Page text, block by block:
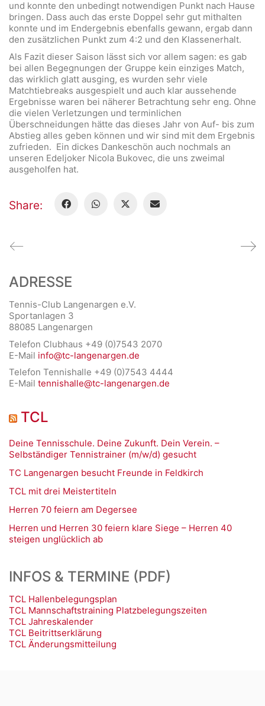
und konnte den unbedingt notwendigen Punkt nach Hause
bringen. Dass auch das erste Doppel sehr gut mithalten
konnte und im Endergebnis ebenfalls gewann, ergab dann
den zusätzlichen Punkt zum 4:2 und den Klassenerhalt.
Als Fazit dieser Saison lässt sich vor allem sagen: es gab
bei allen Begegnungen der Gruppe kein einziges Match,
das wirklich glatt ausging, es wurden sehr viele
Matchtiebreaks ausgespielt und auch klar aussehende
Ergebnisse waren bei näherer Betrachtung sehr eng. Ohne
die vielen Verletzungen und terminlichen
Überschneidungen hätte das dieses Jahr von Auf- bis zum
Abstieg alles geben können und wir sind mit dem Ergebnis
zufrieden. Ein dickes Dankeschön auch nochmals an
unseren Edeljoker Nicola Bukovec, die uns zweimal
ausgeholfen hat.
Share:
ADRESSE
Tennis-Club Langenargen e.V.
Sportanlagen 3
88085 Langenargen
Telefon Clubhaus +49 (0)7543 2070
E-Mail info@tc-langenargen.de
Telefon Tennishalle +49 (0)7543 4444
E-Mail tennishalle@tc-langenargen.de
TCL
Deine Tennisschule. Deine Zukunft. Dein Verein. –
Selbständiger Tennistrainer (m/w/d) gesucht
TC Langenargen besucht Freunde in Feldkirch
TCL mit drei Meistertiteln
Herren 70 feiern am Degersee
Herren und Herren 30 feiern klare Siege – Herren 40
steigen unglücklich ab
INFOS & TERMINE (PDF)
TCL Hallenbelegungsplan
TCL Mannschaftstraining Platzbelegungszeiten
TCL Jahreskalender
TCL Beitrittserklärung
TCL Änderungsmitteilung